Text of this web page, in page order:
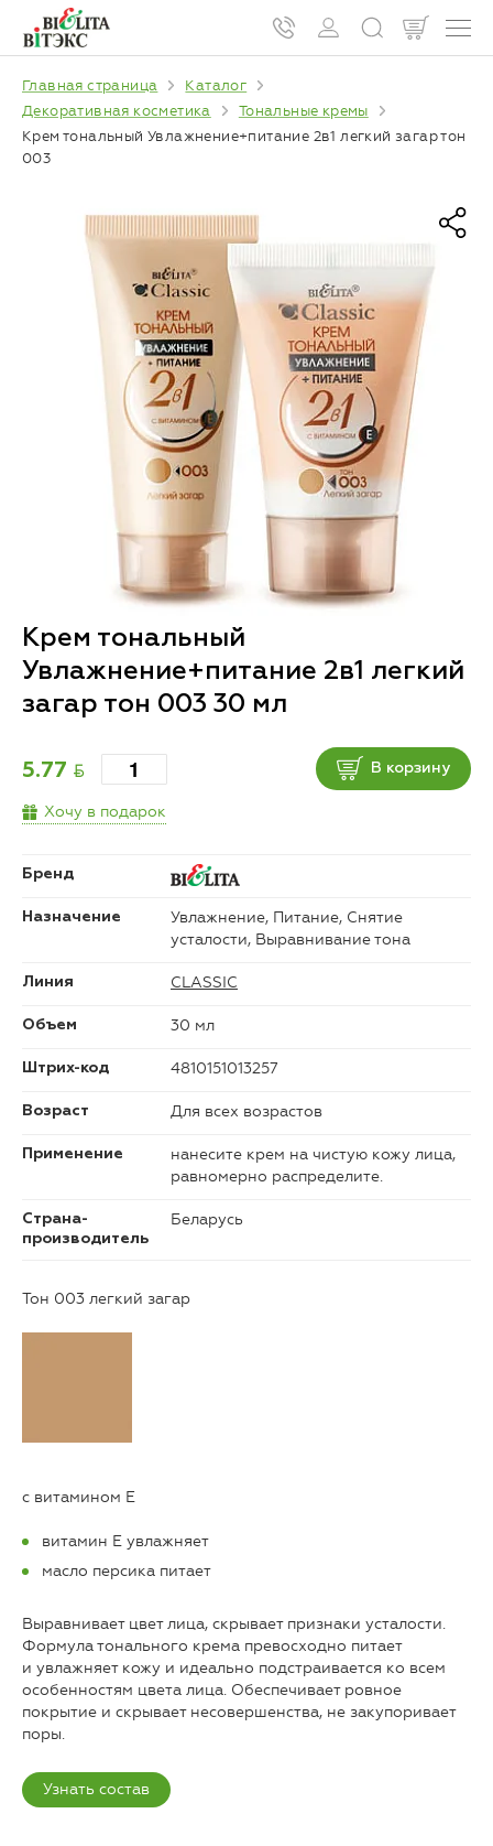
Главная страница
Каталог
Декоративная косметика
Тональные кремы
Крем тональный Увлажнение+питание 2в1 легкий загар тон
003
Крем тональный
Увлажнение+питание 2в1 легкий
загар тон 003 30 мл
5.77 BYN В корзину
Хочу в подарок
Бренд
Назначение
Увлажнение, Питание, Снятие
усталости, Выравнивание тона
Линия CLASSIC
Объем 30 мл
Штрих-код 4810151013257
Возраст Для всех возрастов
Применение
нанесите крем на чистую кожу лица,
равномерно распределите.
Страна-
производитель
Беларусь
Тон 003 легкий загар
с витамином Е
витамин Е увлажняет
масло персика питает
Выравнивает цвет лица, скрывает признаки усталости.
Формула тонального крема превосходно питает
и увлажняет кожу и идеально подстраивается ко всем
особенностям цвета лица. Обеспечивает ровное
покрытие и скрывает несовершенства, не закупоривает
поры.
Узнать состав